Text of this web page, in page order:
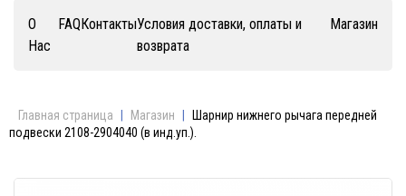
О
Нас
FAQКонтактыУсловия доставки, оплаты и
возврата
Магазин
Главная страница Магазин
Шарнир нижнего рычага передней
подвески 2108-2904040 (в инд.уп.).